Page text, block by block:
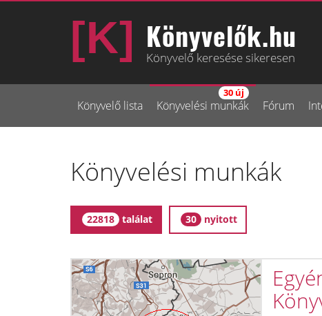
Könyvelők.hu
Könyvelő keresése sikeresen
Könyvelő lista Könyvelési munkák
30 új
Fórum
Könyvelési munkák
22818 találat 30 nyitott